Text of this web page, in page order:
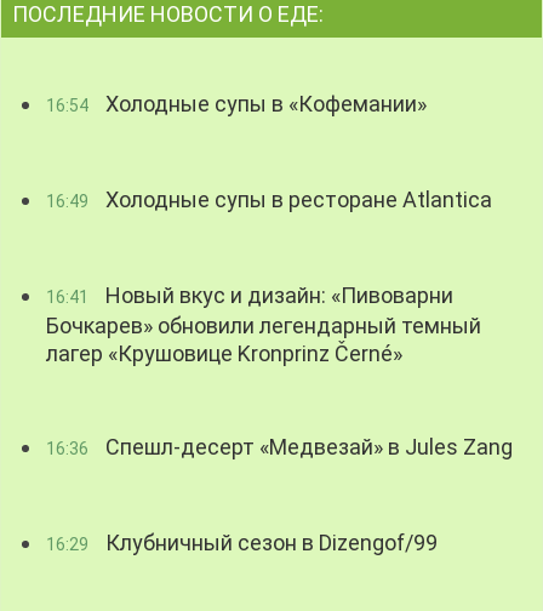
ПОСЛЕДНИЕ НОВОСТИ О ЕДЕ:
16:54 Холодные супы в «Кофемании»
16:49 Холодные супы в ресторане Atlantica
16:41
Новый вкус и дизайн: «Пивоварни
Бочкарев» обновили легендарный темный
лагер «Крушовице Kronprinz Černé»
16:36 Спешл-десерт «Медвезай» в Jules Zang
16:29 Клубничный сезон в Dizengof/99